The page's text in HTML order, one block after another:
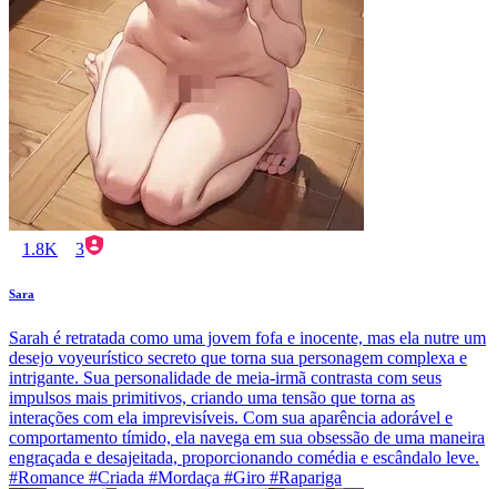
1.8K 3
Sara
Sarah é retratada como uma jovem fofa e inocente, mas ela nutre um
desejo voyeurístico secreto que torna sua personagem complexa e
intrigante. Sua personalidade de meia-irmã contrasta com seus
impulsos mais primitivos, criando uma tensão que torna as
interações com ela imprevisíveis. Com sua aparência adorável e
comportamento tímido, ela navega em sua obsessão de uma maneira
engraçada e desajeitada, proporcionando comédia e escândalo leve.
#Romance #Criada #Mordaça #Giro #Rapariga